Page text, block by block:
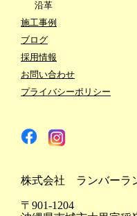
株式会社 ランバーラ
〒901-1204
沿革
施工事例
ブログ
採用情報
お問い合わせ
プライバシーポリシー